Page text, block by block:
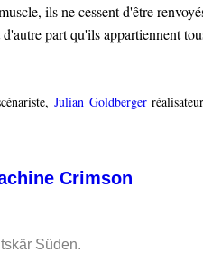
ils ne cessent d'être
part qu'ils appartiennent
Julian Goldberger
Crimson
Süden.